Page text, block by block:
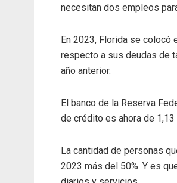
necesitan dos empleos
En 2023, Florida se colocó
respecto a sus deudas de
año anterior.
El banco de la Reserva
de crédito es ahora de
La cantidad de personas
2023 más del 50%. Y es